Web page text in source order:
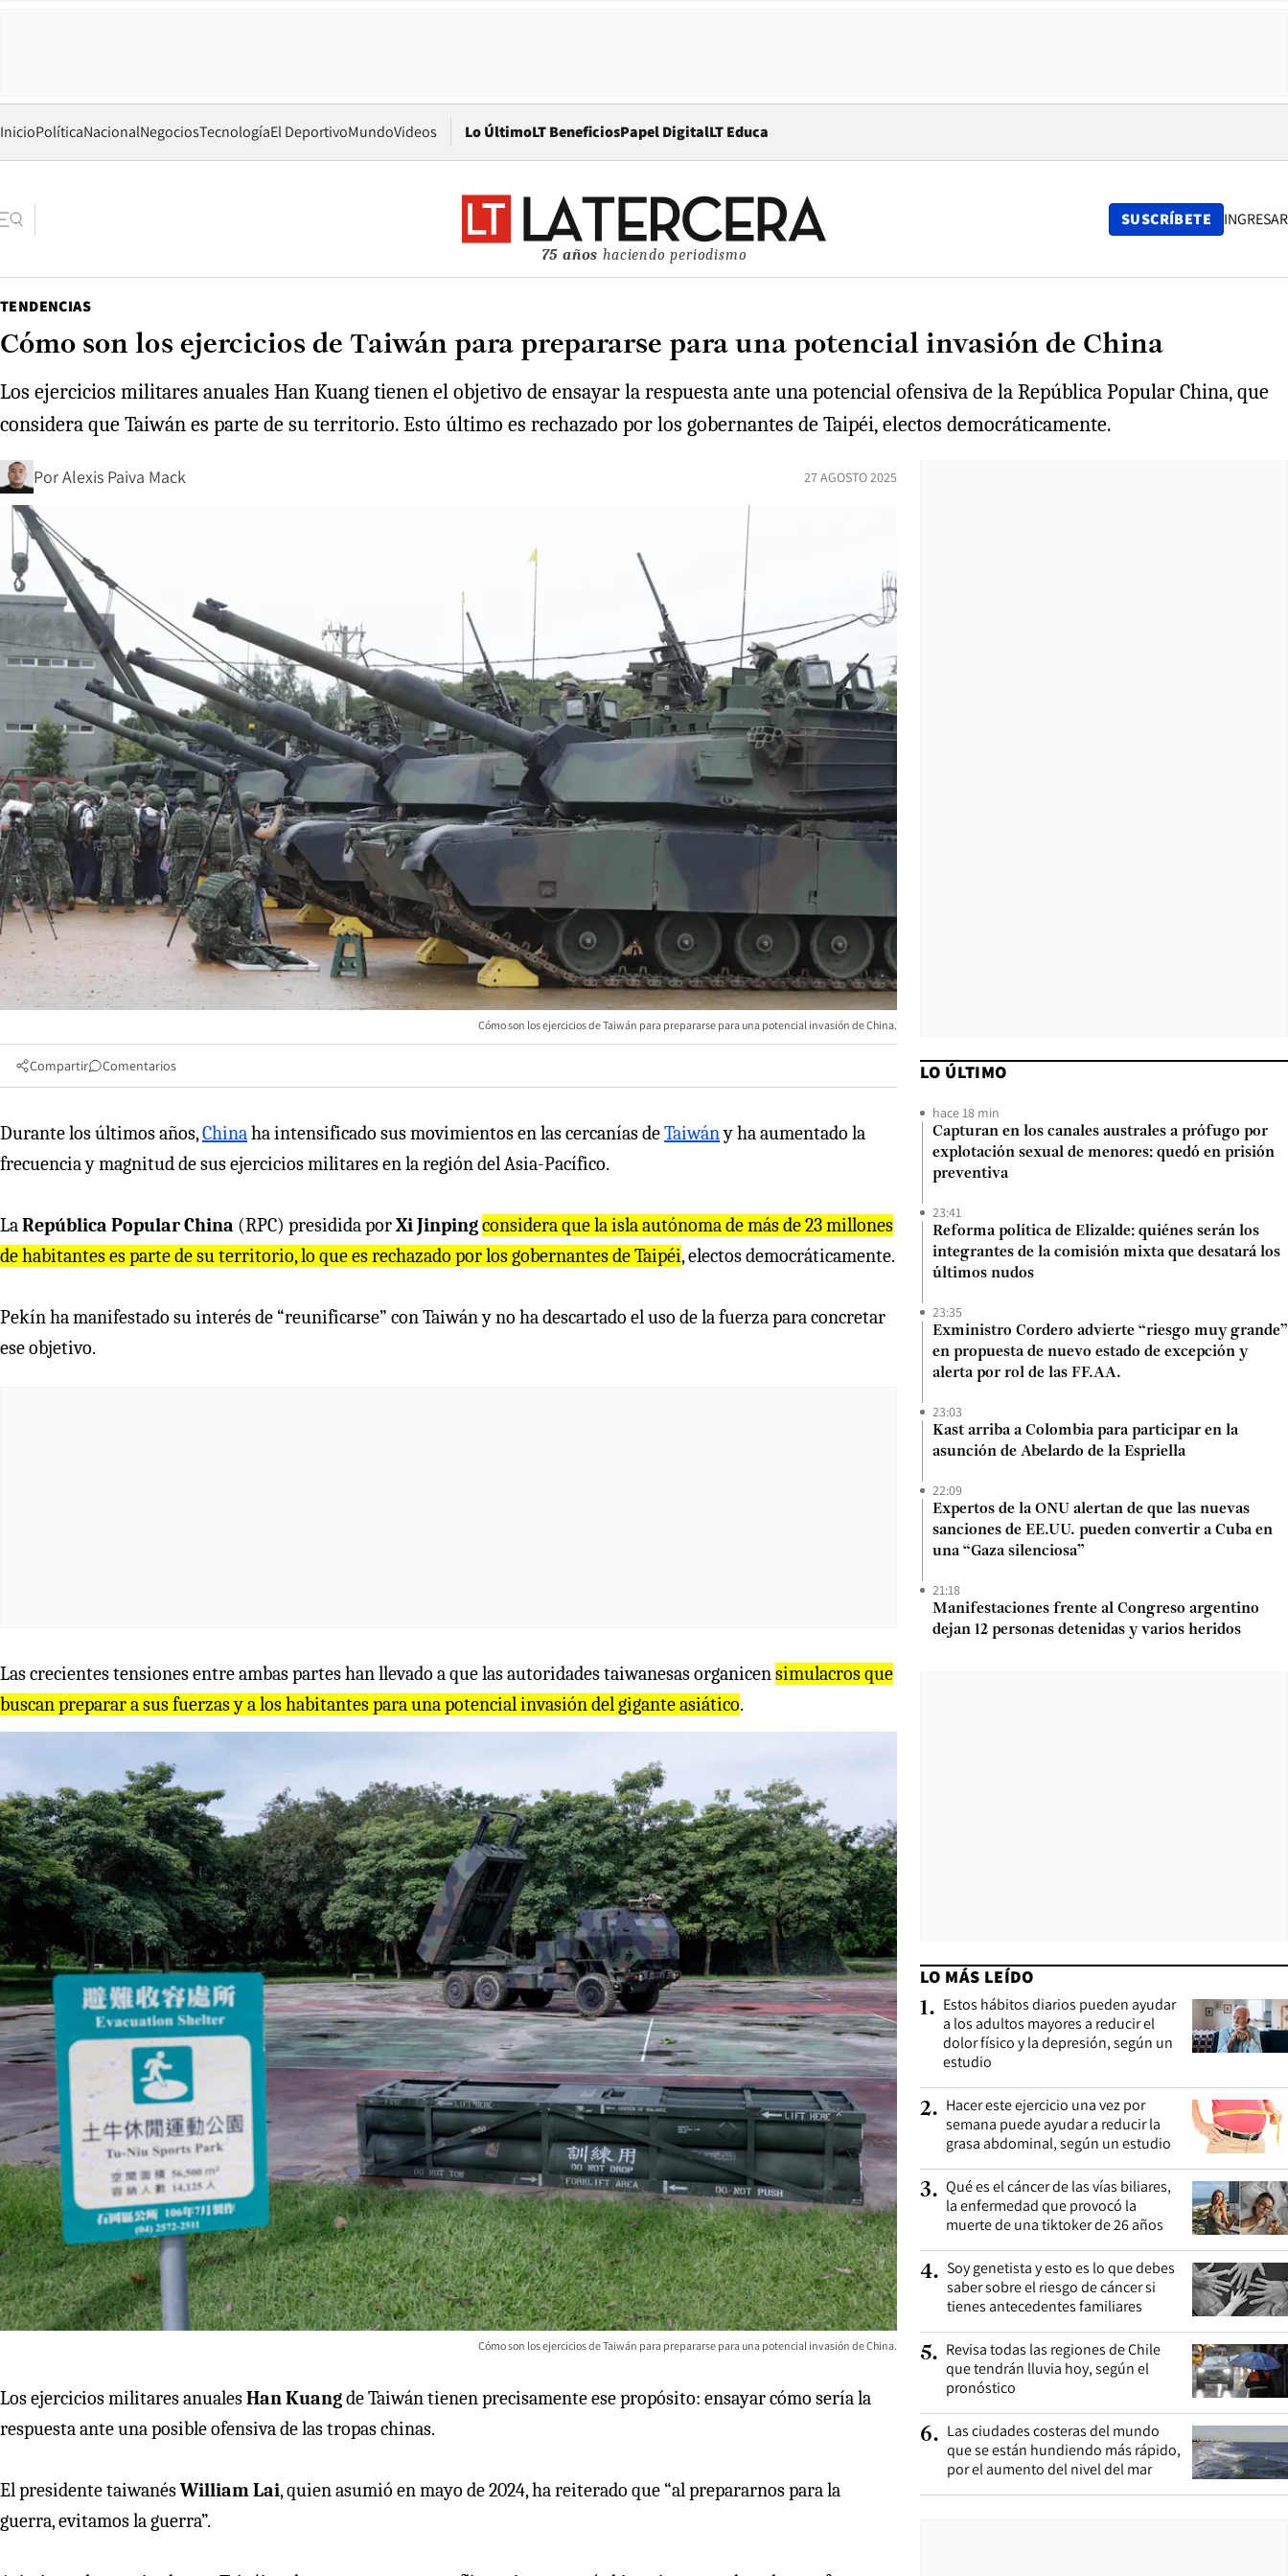
InicioPolíticaNacionalNegociosTecnologíaEl DeportivoMundoVideos Lo ÚltimoLT BeneficiosPapel DigitalOpens in new window
LT Educa
75 años haciendo periodismo
SUSCRÍBETE INGRESAR
TENDENCIAS
Cómo son los ejercicios de Taiwán para prepararse para una potencial invasión de China
Los ejercicios militares anuales Han Kuang tienen el objetivo de ensayar la respuesta ante una potencial ofensiva de la República Popular China, que
considera que Taiwán es parte de su territorio. Esto último es rechazado por los gobernantes de Taipéi, electos democráticamente.
PorAlexis Paiva Mack 27 AGOSTO 2025
Cómo son los ejercicios de Taiwán para prepararse para una potencial invasión de China.
Compartir Comentarios
Durante los últimos años,Chinaha intensificado sus movimientos en las cercanías deTaiwány ha aumentado la
frecuencia y magnitud de sus ejercicios militares en la región del Asia-Pacífico.
LaRepública Popular China (RPC) presidida porXi Jinpingconsidera que la isla autónoma de más de 23 millones
de habitantes es parte de su territorio, lo que es rechazado por los gobernantes de Taipéi, electos democráticamente.
Pekín ha manifestado su interés de “reunificarse” con Taiwán y no ha descartado el uso de la fuerza para concretar
ese objetivo.
Las crecientes tensiones entre ambas partes han llevado a que las autoridades taiwanesas organicensimulacros que
buscan preparar a sus fuerzas y a los habitantes para una potencial invasión del gigante asiático.
Cómo son los ejercicios de Taiwán para prepararse para una potencial invasión de China.
Los ejercicios militares anualesHan Kuangde Taiwán tienen precisamente ese propósito: ensayar cómo sería la
respuesta ante una posible ofensiva de las tropas chinas.
El presidente taiwanésWilliam Lai, quien asumió en mayo de 2024, ha reiterado que “al prepararnos para la
guerra, evitamos la guerra”.
LO ÚLTIMO
hace 18 min
Capturan en los canales australes a prófugo por
explotación sexual de menores: quedó en prisión
preventiva
23:41
Reforma política de Elizalde: quiénes serán los
integrantes de la comisión mixta que desatará los
últimos nudos
23:35
Exministro Cordero advierte “riesgo muy grande”
en propuesta de nuevo estado de excepción y
alerta por rol de las FF.AA.
23:03
Kast arriba a Colombia para participar en la
asunción de Abelardo de la Espriella
22:09
Expertos de la ONU alertan de que las nuevas
sanciones de EE.UU. pueden convertir a Cuba en
una “Gaza silenciosa”
21:18
Manifestaciones frente al Congreso argentino
dejan 12 personas detenidas y varios heridos
LO MÁS LEÍDO
1. Estos hábitos diarios pueden ayudar
a los adultos mayores a reducir el
dolor físico y la depresión, según un
estudio
2. Hacer este ejercicio una vez por
semana puede ayudar a reducir la
grasa abdominal, según un estudio
3. Qué es el cáncer de las vías biliares,
la enfermedad que provocó la
muerte de una tiktoker de 26 años
4. Soy genetista y esto es lo que debes
saber sobre el riesgo de cáncer si
tienes antecedentes familiares
5. Revisa todas las regiones de Chile
que tendrán lluvia hoy, según el
pronóstico
6. Las ciudades costeras del mundo
que se están hundiendo más rápido,
por el aumento del nivel del mar